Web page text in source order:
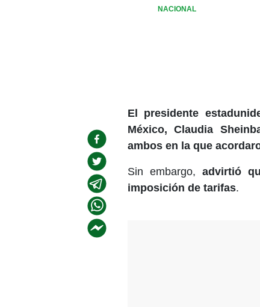
NACIONAL
El presidente
México, Claudia
ambos en la que
Sin embargo, advirtió
imposición de tarifas.